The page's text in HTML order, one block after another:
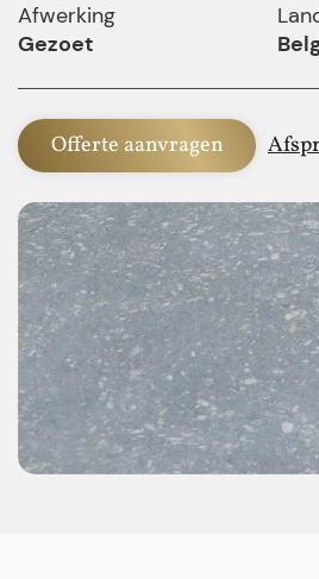
Afwerking
Gezoet
Offerte aanvragen